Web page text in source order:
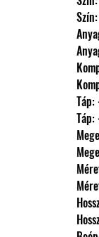
                Szín: